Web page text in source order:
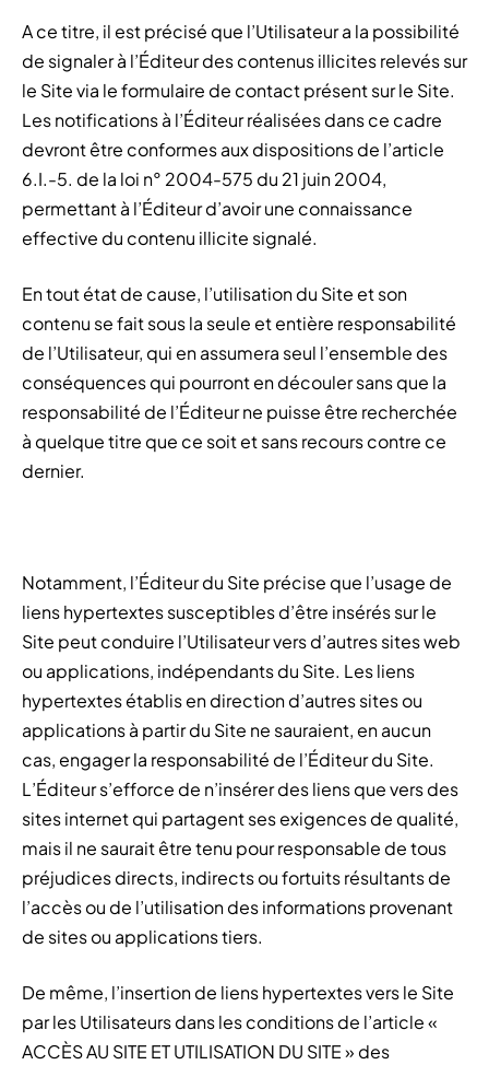
A ce titre, il est précisé que l’Utilisateur a la possibilité
de signaler à l’Éditeur des contenus illicites relevés sur
le Site via le formulaire de contact présent sur le Site.
Les notifications à l’Éditeur réalisées dans ce cadre
devront être conformes aux dispositions de l’article
6.I.-5. de la loi n° 2004-575 du 21 juin 2004,
permettant à l’Éditeur d’avoir une connaissance
effective du contenu illicite signalé.
En tout état de cause, l’utilisation du Site et son
contenu se fait sous la seule et entière responsabilité
de l’Utilisateur, qui en assumera seul l’ensemble des
conséquences qui pourront en découler sans que la
responsabilité de l’Éditeur ne puisse être recherchée
à quelque titre que ce soit et sans recours contre ce
dernier.
Notamment, l’Éditeur du Site précise que l’usage de
liens hypertextes susceptibles d’être insérés sur le
Site peut conduire l’Utilisateur vers d’autres sites web
ou applications, indépendants du Site. Les liens
hypertextes établis en direction d’autres sites ou
applications à partir du Site ne sauraient, en aucun
cas, engager la responsabilité de l’Éditeur du Site.
L’Éditeur s’efforce de n’insérer des liens que vers des
sites internet qui partagent ses exigences de qualité,
mais il ne saurait être tenu pour responsable de tous
préjudices directs, indirects ou fortuits résultants de
l’accès ou de l’utilisation des informations provenant
de sites ou applications tiers.
De même, l’insertion de liens hypertextes vers le Site
par les Utilisateurs dans les conditions de l’article «
ACCÈS AU SITE ET UTILISATION DU SITE » des